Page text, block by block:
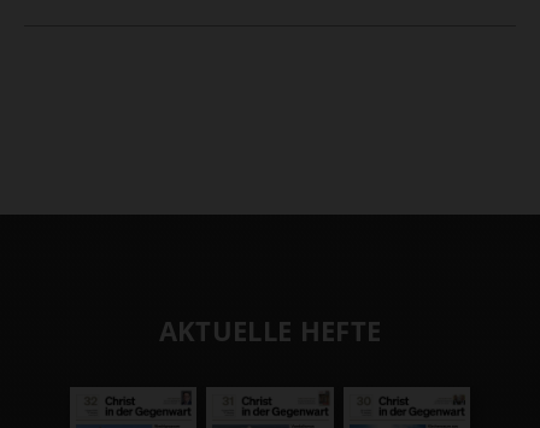
AKTUELLE HEFTE